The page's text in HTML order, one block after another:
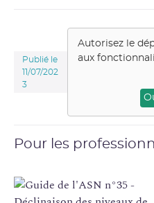
Publié le
11/07/202
3
Autorisez le
aux
Pour les